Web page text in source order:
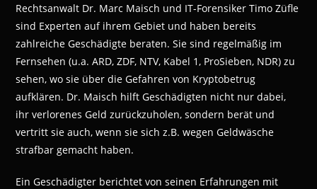
Rechtsanwalt Dr. Marc Maisch und IT-Forensiker Timo Züfle
sind Experten auf ihrem Gebiet und haben bereits
zahlreiche Geschädigte beraten. Sie sind regelmäßig im
Fernsehen (u.a. ARD, ZDF, NTV, Kabel 1, ProSieben, NDR) zu
sehen, wo sie über die Gefahren von Kryptobetrug
aufklären. Dr. Maisch hilft Geschädigten nicht nur dabei,
ihr verlorenes Geld zurückzuholen, sondern berät und
vertritt sie auch, wenn sie sich z.B. wegen Geldwäsche
strafbar gemacht haben.
Ein Geschädigter berichtet von seinen Erfahrungen mit